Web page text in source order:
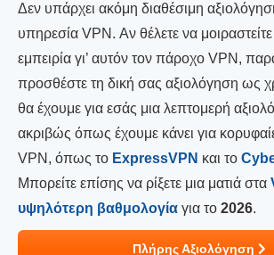
Δεν υπάρχει ακόμη διαθέσιμη
υπηρεσία VPN. Αν θέλετε να
εμπειρία γι’ αυτόν τον πάροχο VPN,
προσθέστε τη δική σας αξιολόγηση ως
θα έχουμε για εσάς μια λεπτομερή
ακριβώς όπως έχουμε κάνει για
VPN, όπως το ExpressVPN και το
Μπορείτε επίσης να ρίξετε μια ματιά στα
υψηλότερη βαθμολογία για το 2026.
Πλήρης Αξιολόγηση